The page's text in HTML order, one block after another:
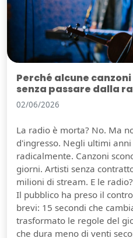
Perché alcune
senza passare dalla
02/06/2026
La radio è morta? No. Ma
d'ingresso. Negli ultimi
radicalmente. Canzoni
giorni. Artisti senza
milioni di stream. E le
Il pubblico ha preso il
brevi: 15 secondi che
trasformato le regole del
che dura meno di venti